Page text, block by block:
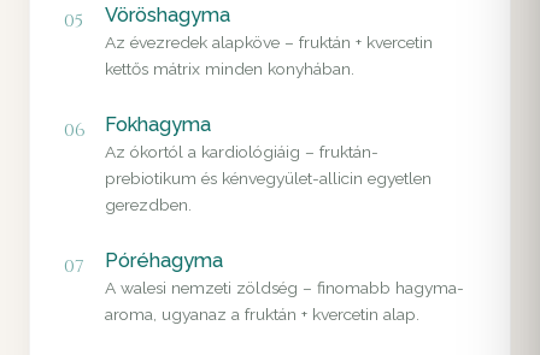
05 Vöröshagyma
Az évezredek alapköve – fruktán + kvercetin
kettős mátrix minden konyhában.
06 Fokhagyma
Az ókortól a kardiológiáig – fruktán-
prebiotikum és kénvegyület-allicin egyetlen
gerezdben.
07 Póréhagyma
A walesi nemzeti zöldség – finomabb hagyma-
aroma, ugyanaz a fruktán + kvercetin alap.